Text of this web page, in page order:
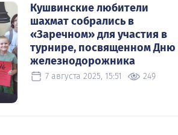
Кушвинские любители
шахмат собрались в
«Заречном» для участия в
турнире, посвященном Дню
железнодорожника
7 августа 2025, 15:51 249